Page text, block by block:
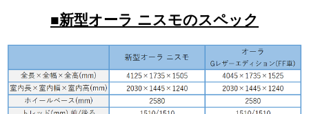
■新型オーラ ニスモのスペック